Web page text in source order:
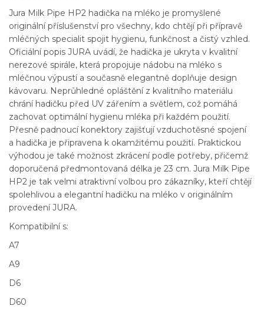
Jura Milk Pipe HP2 hadička na mléko je promyšlené
originální příslušenství pro všechny, kdo chtějí při přípravě
mléčných specialit spojit hygienu, funkčnost a čistý vzhled.
Oficiální popis JURA uvádí, že hadička je ukryta v kvalitní
nerezové spirále, která propojuje nádobu na mléko s
mléčnou výpustí a současně elegantně doplňuje design
kávovaru. Neprůhledné opláštění z kvalitního materiálu
chrání hadičku před UV zářením a světlem, což pomáhá
zachovat optimální hygienu mléka při každém použití.
Přesně padnoucí konektory zajišťují vzduchotěsné spojení
a hadička je připravena k okamžitému použití. Praktickou
výhodou je také možnost zkrácení podle potřeby, přičemž
doporučená předmontovaná délka je 23 cm. Jura Milk Pipe
HP2 je tak velmi atraktivní volbou pro zákazníky, kteří chtějí
spolehlivou a elegantní hadičku na mléko v originálním
provedení JURA.
Kompatibilní s:
A7
A9
D6
D60